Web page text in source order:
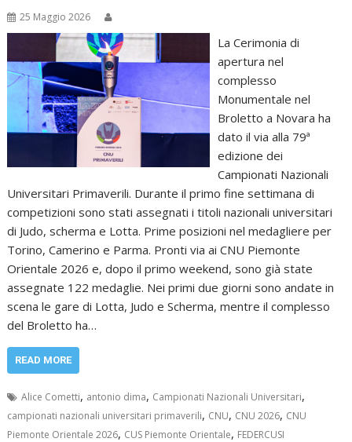
25 Maggio 2026
La Cerimonia di
apertura nel
complesso
Monumentale nel
Broletto a Novara ha
dato il via alla 79ª
edizione dei
Campionati Nazionali
Universitari Primaverili. Durante il primo fine settimana di
competizioni sono stati assegnati i titoli nazionali universitari
di Judo, scherma e Lotta. Prime posizioni nel medagliere per
Torino, Camerino e Parma. Pronti via ai CNU Piemonte
Orientale 2026 e, dopo il primo weekend, sono già state
assegnate 122 medaglie. Nei primi due giorni sono andate in
scena le gare di Lotta, Judo e Scherma, mentre il complesso
del Broletto ha…
READ MORE
Alice Cometti, antonio dima, Campionati Nazionali Universitari,
campionati nazionali universitari primaverili, CNU, CNU 2026, CNU
Piemonte Orientale 2026, CUS Piemonte Orientale, FEDERCUSI